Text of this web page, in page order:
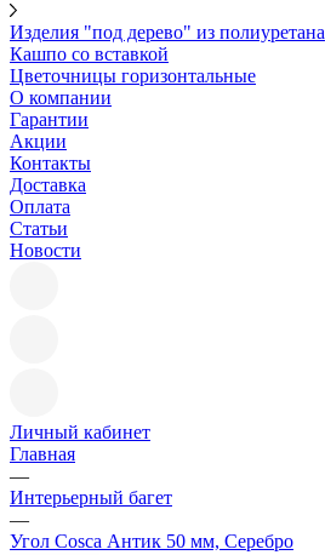
Изделия "под дерево" из полиуретана
Кашпо со вставкой
Цветочницы горизонтальные
О компании
Гарантии
Акции
Контакты
Доставка
Оплата
Статьи
Новости
Личный кабинет
Главная
—
Интерьерный багет
—
Угол Cosca Антик 50 мм, Серебро